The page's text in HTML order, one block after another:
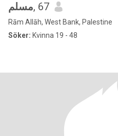
مسلم, 67
Rām Allāh, West Bank, Palestine
Söker: Kvinna 19 - 48